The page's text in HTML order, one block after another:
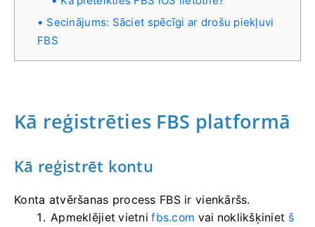
Secinājums: Sāciet spēcīgi ar drošu piekļuvi
FBS
Kā reģistrēties FBS platformā
Kā reģistrēt kontu
Konta atvēršanas process FBS ir vienkāršs.
Apmeklējiet vietnifbs.com vai noklikšķiniet š